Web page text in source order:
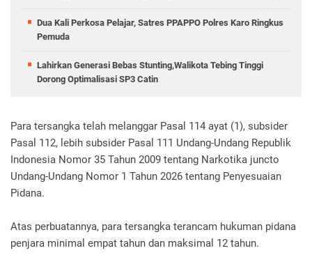
Dua Kali Perkosa Pelajar, Satres PPAPPO Polres Karo Ringkus
Pemuda
Lahirkan Generasi Bebas Stunting,Walikota Tebing Tinggi
Dorong Optimalisasi SP3 Catin
Para tersangka telah melanggar Pasal 114 ayat (1), subsider
Pasal 112, lebih subsider Pasal 111 Undang-Undang Republik
Indonesia Nomor 35 Tahun 2009 tentang Narkotika juncto
Undang-Undang Nomor 1 Tahun 2026 tentang Penyesuaian
Pidana.
Atas perbuatannya, para tersangka terancam hukuman pidana
penjara minimal empat tahun dan maksimal 12 tahun.